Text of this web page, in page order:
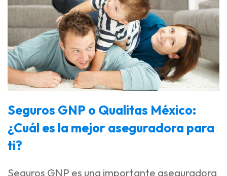
Seguros GNP o Qualitas México:
¿Cuál es la mejor aseguradora para
ti?
Seguros GNP es una importante aseguradora